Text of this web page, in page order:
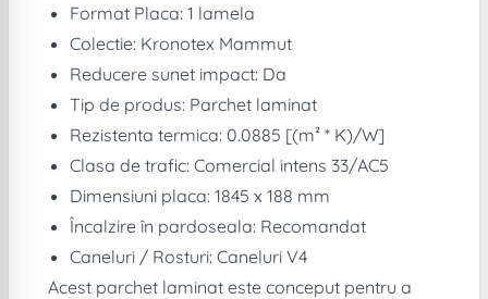
Format Placa: 1 lamela
Colectie: Kronotex Mammut
Reducere sunet impact: Da
Tip de produs: Parchet laminat
Rezistenta termica: 0.0885 [(m² * K)/W]
Clasa de trafic: Comercial intens 33/AC5
Dimensiuni placa: 1845 x 188 mm
Încalzire în pardoseala: Recomandat
Caneluri / Rosturi: Caneluri V4
Acest parchet laminat este conceput pentru a